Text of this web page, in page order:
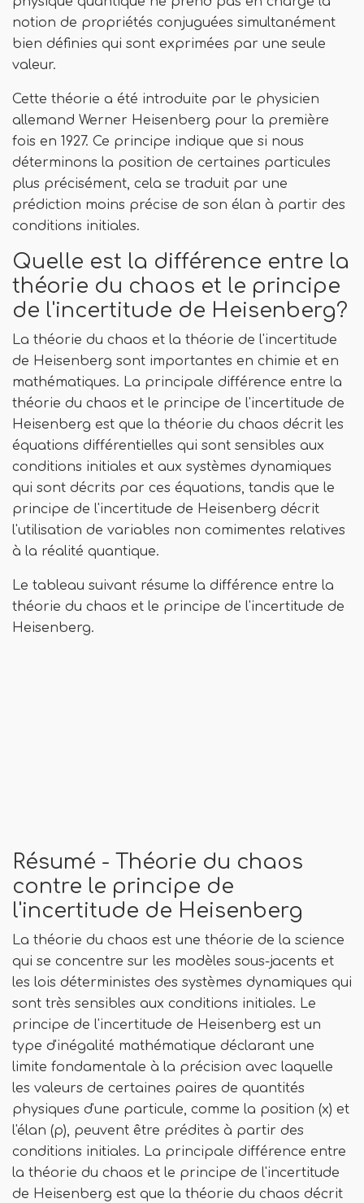
notion de propriétés conjuguées simultanément
bien définies qui sont exprimées par une seule
valeur.
Cette théorie a été introduite par le physicien
allemand Werner Heisenberg pour la première
fois en 1927. Ce principe indique que si nous
déterminons la position de certaines particules
plus précisément, cela se traduit par une
prédiction moins précise de son élan à partir des
conditions initiales.
Quelle est la différence entre la
théorie du chaos et le principe
de l'incertitude de Heisenberg?
La théorie du chaos et la théorie de l'incertitude
de Heisenberg sont importantes en chimie et en
mathématiques. La principale différence entre la
théorie du chaos et le principe de l'incertitude de
Heisenberg est que la théorie du chaos décrit les
équations différentielles qui sont sensibles aux
conditions initiales et aux systèmes dynamiques
qui sont décrits par ces équations, tandis que le
principe de l'incertitude de Heisenberg décrit
l'utilisation de variables non comimentes relatives
à la réalité quantique.
Le tableau suivant résume la différence entre la
théorie du chaos et le principe de l'incertitude de
Heisenberg.
Résumé - Théorie du chaos
contre le principe de
l'incertitude de Heisenberg
La théorie du chaos est une théorie de la science
qui se concentre sur les modèles sous-jacents et
les lois déterministes des systèmes dynamiques qui
sont très sensibles aux conditions initiales. Le
principe de l'incertitude de Heisenberg est un
type d'inégalité mathématique déclarant une
limite fondamentale à la précision avec laquelle
les valeurs de certaines paires de quantités
physiques d'une particule, comme la position (x) et
l'élan (p), peuvent être prédites à partir des
conditions initiales. La principale différence entre
la théorie du chaos et le principe de l'incertitude
de Heisenberg est que la théorie du chaos décrit